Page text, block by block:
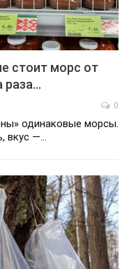
стоит морс от
раза…
0
одинаковые морсы.
вкус —…